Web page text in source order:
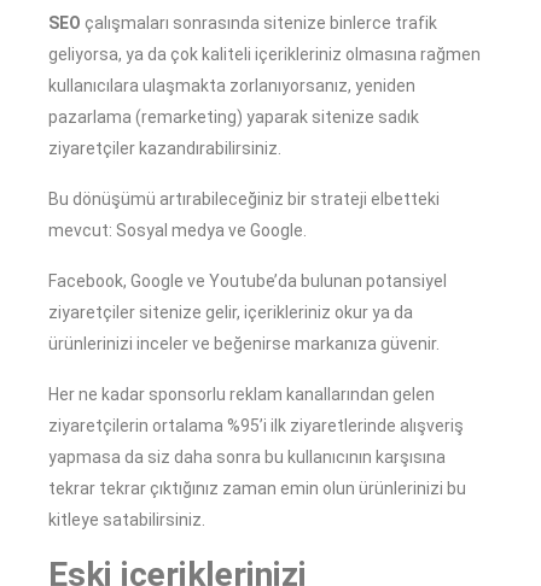
SEO çalışmaları sonrasında sitenize binlerce trafik
geliyorsa, ya da çok kaliteli içerikleriniz olmasına rağmen
kullanıcılara ulaşmakta zorlanıyorsanız, yeniden
pazarlama (remarketing) yaparak sitenize sadık
ziyaretçiler kazandırabilirsiniz.
Bu dönüşümü artırabileceğiniz bir strateji elbetteki
mevcut: Sosyal medya ve Google.
Facebook, Google ve Youtube’da bulunan potansiyel
ziyaretçiler sitenize gelir, içerikleriniz okur ya da
ürünlerinizi inceler ve beğenirse markanıza güvenir.
Her ne kadar sponsorlu reklam kanallarından gelen
ziyaretçilerin ortalama %95’i ilk ziyaretlerinde alışveriş
yapmasa da siz daha sonra bu kullanıcının karşısına
tekrar tekrar çıktığınız zaman emin olun ürünlerinizi bu
kitleye satabilirsiniz.
Eski içeriklerinizi